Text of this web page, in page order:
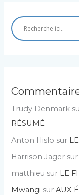
Trudy Denmark
RÉSUMÉ
Anton Hislo sur
Harrison Jager sur
matthieu sur LE
Mwangi surAUX